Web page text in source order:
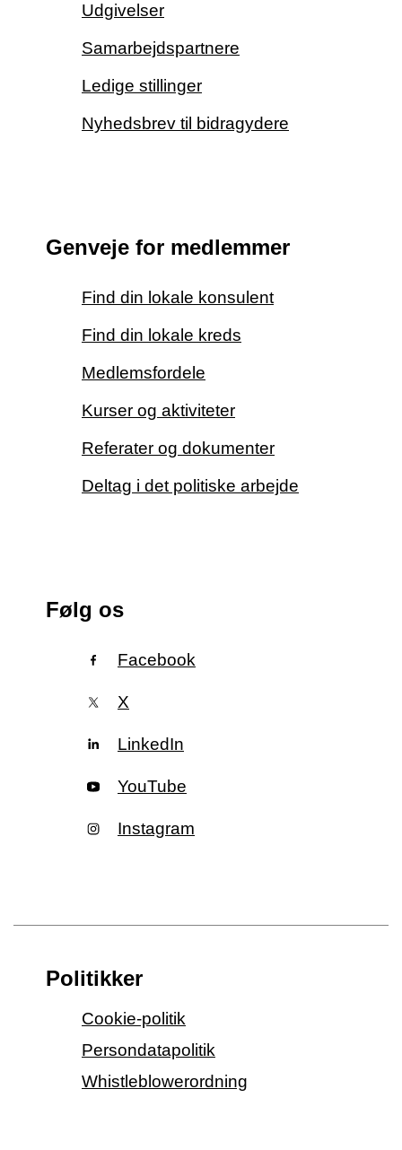
Udgivelser
Samarbejdspartnere
Ledige stillinger
Nyhedsbrev til bidragydere
Genveje for medlemmer
Find din lokale konsulent
Find din lokale kreds
Medlemsfordele
Kurser og aktiviteter
Referater og dokumenter
Deltag i det politiske arbejde
Følg os
Facebook
X
LinkedIn
YouTube
Instagram
Politikker
Cookie-politik
Persondatapolitik
Whistleblowerordning